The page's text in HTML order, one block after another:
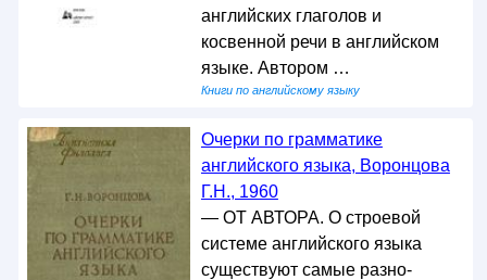
английских глаголов и
косвенной речи в английском
языке. Автором …
Книги по английскому языку
Очерки по грамматике
английского языка, Воронцова
Г.Н., 1960
— ОТ АВТОРА. О строевой
системе английского языка
существуют самые разно-